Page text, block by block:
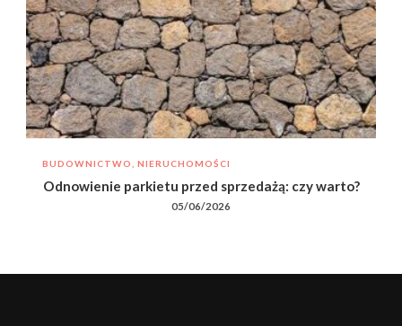
BUDOWNICTWO, NIERUCHOMOŚCI
Odnowienie parkietu przed sprzedażą: czy warto?
05/06/2026